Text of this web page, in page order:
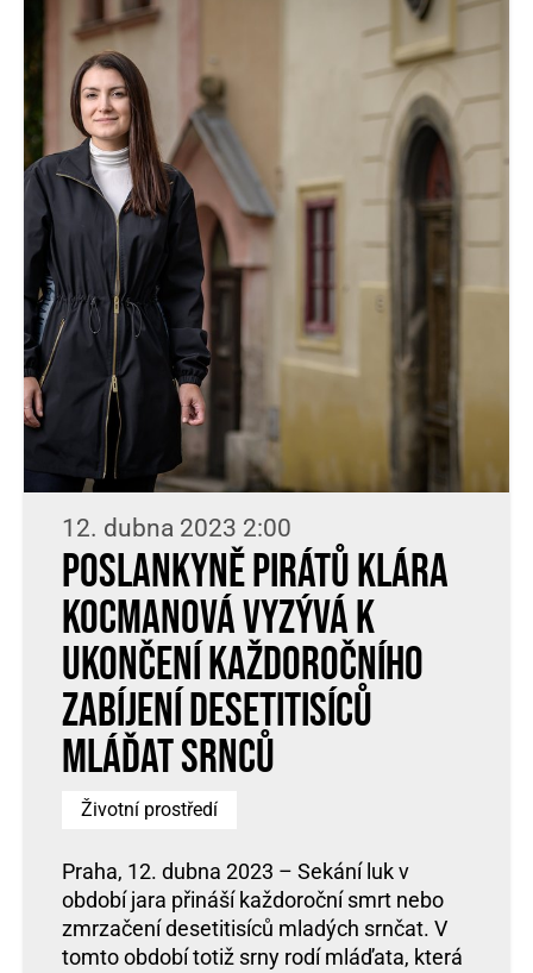
12. dubna 2023 2:00
Poslankyně Pirátů Klára
Kocmanová vyzývá k
ukončení každoročního
zabíjení desetitisíců
mláďat srnců
Životní prostředí
Praha, 12. dubna 2023 – Sekání luk v
období jara přináší každoroční smrt nebo
zmrzačení desetitisíců mladých srnčat. V
tomto období totiž srny rodí mláďata, která